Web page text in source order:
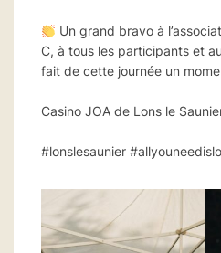
Un grand bravo à
C, à tous les participants et
fait de cette journée un
Casino JOA de Lons le
#lonslesaunier